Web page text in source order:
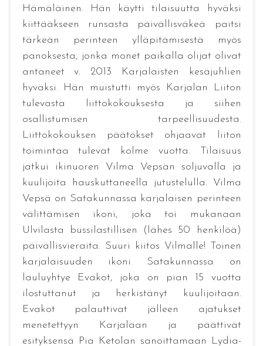
Hämäläinen. Hän käytti tilaisuutta hyväksi
kiittääkseen runsasta päivällisväkeä paitsi
tärkeän perinteen ylläpitämisestä myös
panoksesta, jonka monet paikalla olijat olivat
antaneet v. 2013 Karjalaisten kesäjuhlien
hyväksi. Hän muistutti myös Karjalan Liiton
tulevasta liittokokouksesta ja siihen
osallistumisen tarpeellisuudesta.
Liittokokouksen päätökset ohjaavat liiton
toimintaa tulevat kolme vuotta. Tilaisuus
jatkui ikinuoren Vilma Vepsän soljuvalla ja
kuulijoita hauskuttaneella jutustelulla. Vilma
Vepsä on Satakunnassa karjalaisen perinteen
välittämisen ikoni, joka toi mukanaan
Ulvilasta bussilastillisen (lähes 50 henkilöä)
päivällisvieraita. Suuri kiitos Vilmalle! Toinen
karjalaisuuden ikoni Satakunnassa on
lauluyhtye Evakot, joka on pian 15 vuotta
ilostuttanut ja herkistänyt kuulijoitaan.
Evakot palauttivat jälleen ajatukset
menetettyyn Karjalaan ja päättivät
esityksensä Pia Ketolan sanoittamaan Lydia-